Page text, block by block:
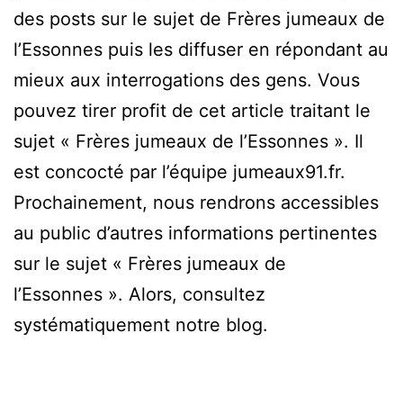
des posts sur le sujet de Frères jumeaux de
l’Essonnes puis les diffuser en répondant au
mieux aux interrogations des gens. Vous
pouvez tirer profit de cet article traitant le
sujet « Frères jumeaux de l’Essonnes ». Il
est concocté par l’équipe jumeaux91.fr.
Prochainement, nous rendrons accessibles
au public d’autres informations pertinentes
sur le sujet « Frères jumeaux de
l’Essonnes ». Alors, consultez
systématiquement notre blog.